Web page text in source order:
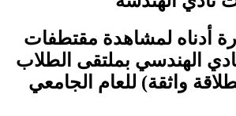
أدناه لمشاهدة مقتطفات
الهندسي بملتقى الطلاب
واثقة) للعام الجامعي